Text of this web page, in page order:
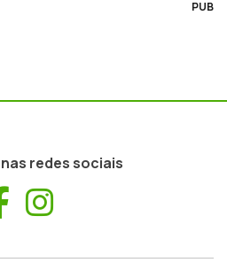
PUB
redes sociais
Facebook